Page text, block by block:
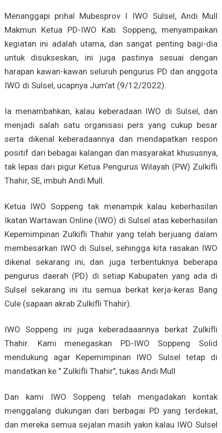
Menanggapi prihal Mubesprov I IWO Sulsel, Andi Mull
Makmun Ketua PD-IWO Kab. Soppeng, menyampaikan
kegiatan ini adalah utama, dan sangat penting bagi-dia
untuk disukseskan, ini juga pastinya sesuai dengan
harapan kawan-kawan seluruh pengurus PD dan anggota
IWO di Sulsel, ucapnya Jum'at (9/12/2022).
Ia menambahkan, kalau keberadaan IWO di Sulsel, dan
menjadi salah satu organisasi pers yang cukup besar
serta dikenal keberadaannya dan mendapatkan respon
positif dari bebagai kalangan dan masyarakat khususnya,
tak lepas dari pigur Ketua Pengurus Wilayah (PW) Zulkifli
Thahir, SE, imbuh Andi Mull.
Ketua IWO Soppeng tak menampik kalau keberhasilan
Ikatan Wartawan Online (IWO) di Sulsel atas keberhasilan
Kepemimpinan Zulkifli Thahir yang telah berjuang dalam
membesarkan IWO di Sulsel, sehingga kita rasakan IWO
dikenal sekarang ini, dan juga terbentuknya beberapa
pengurus daerah (PD) di setiap Kabupaten yang ada di
Sulsel sekarang ini itu semua berkat kerja-keras Bang
Cule (sapaan akrab Zulkifli Thahir).
IWO Soppeng ini juga keberadaaannya berkat Zulkifli
Thahir. Kami menegaskan PD-IWO Soppeng Solid
mendukung agar Kepemimpinan IWO Sulsel tetap di
mandatkan ke " Zulkifli Thahir", tukas Andi Mull
Dan kami IWO Soppeng telah mengadakan kontak
menggalang dukungan dari berbagai PD yang terdekat,
dan mereka semua sejalan masih yakin kalau IWO Sulsel